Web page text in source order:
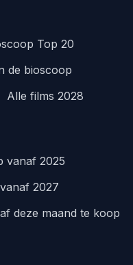
Top 20
de bioscoop
Alle films 2028
vanaf 2025
2027
deze maand te koop